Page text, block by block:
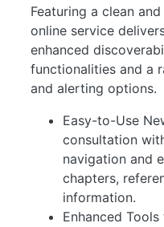
Featuring a clean
online service
enhanced
functionalities and a
and alerting options.
Easy-to-Use
consultation
navigation and
chapters,
information.
Enhanced